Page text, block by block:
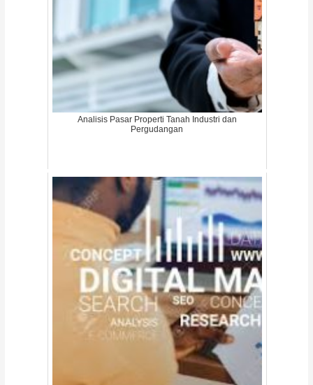
Analisis Pasar Properti Tanah Industri dan
Pergudangan